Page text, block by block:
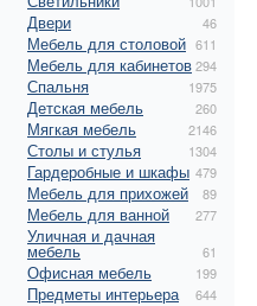
Двери 46
Мебель для столовой 611
Мебель для кабинетов294
Спальня 1975
Детская мебель 260
Мягкая мебель 2146
Столы и стулья 1304
Гардеробные и шкафы 479
Мебель для прихожей 89
Мебель для ванной 277
Уличная и дачная
мебель 61
Офисная мебель 199
Предметы интерьера 644